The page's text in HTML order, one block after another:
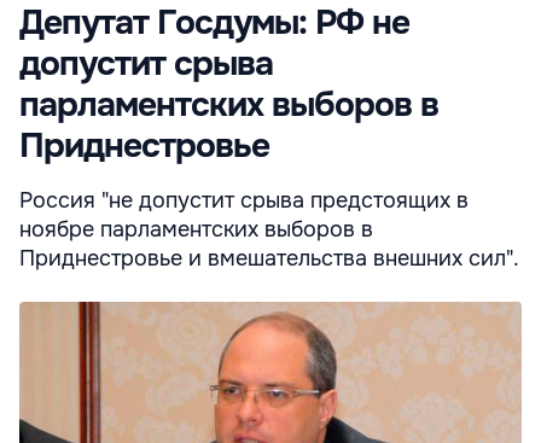
Депутат Госдумы: РФ не
допустит срыва
парламентских выборов в
Приднестровье
Россия "не допустит срыва предстоящих в
ноябре парламентских выборов в
Приднестровье и вмешательства внешних сил".